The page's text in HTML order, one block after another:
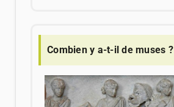
Combien y a-t-il de muses ?